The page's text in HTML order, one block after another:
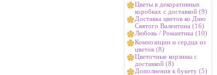
Цветы в декоративных
коробках с доставкой (9)
Доставка цветов ко Дню
Святого Валентина (16)
Любовь / Романтика (10)
Композиции и сердца из
цветов (8)
Цветочные корзины с
доставкой (8)
Дополнения к букету (5)